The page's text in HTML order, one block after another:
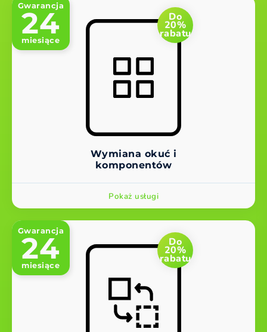
Gwarancja
24
miesiące
Do
20%
rabatu
Wymiana okuć i
komponentów
Pokaż usługi
Gwarancja
24
miesiące
Do
20%
rabatu